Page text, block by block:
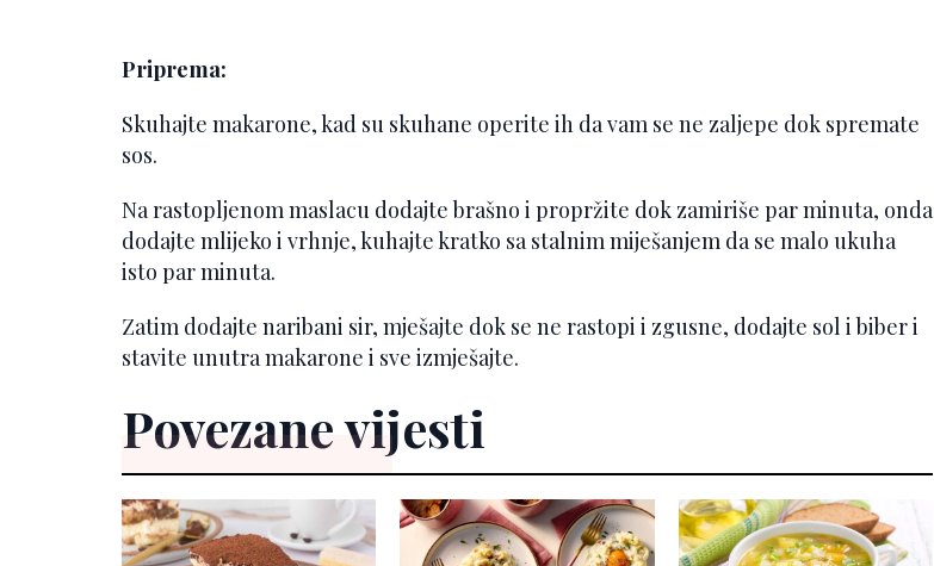
Priprema:
Skuhajte makarone, kad su skuhane operite ih da vam se ne zaljepe dok spremate
sos.
Na rastopljenom maslacu dodajte brašno i propržite dok zamiriše par minuta, onda
dodajte mlijeko i vrhnje, kuhajte kratko sa stalnim miješanjem da se malo ukuha
isto par minuta.
Zatim dodajte naribani sir, mješajte dok se ne rastopi i zgusne, dodajte sol i biber i
stavite unutra makarone i sve izmješajte.
Povezane vijesti